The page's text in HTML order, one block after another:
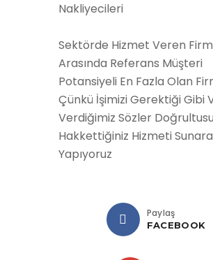
Nakliyecileri
Sektörde Hizmet Veren
Arasında Referans Müşteri
Potansiyeli En Fazla Olan
Çünkü İşimizi Gerektiği Gibi
Verdiğimiz Sözler
Hakkettiğiniz Hizmeti
Yapıyoruz
Paylaş
FACEBOOK